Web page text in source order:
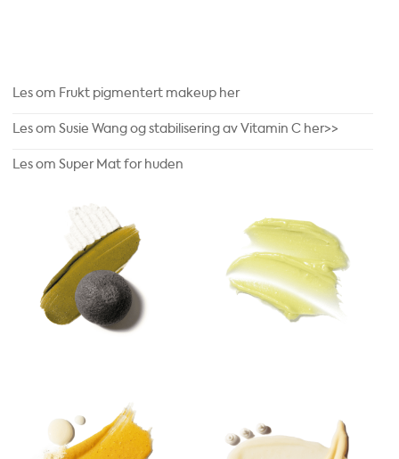
Les om Frukt pigmentert makeup her
Les om Susie Wang og stabilisering av Vitamin C her>>
Les om Super Mat for huden